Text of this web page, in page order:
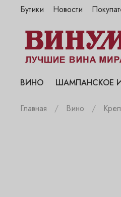
Бутики
"Винум" на Полянке
"Винум" на Гранатном
"Винум" на Сухаревском
"Винум" на
Новости
ВИНО ШАМПАНСКОЕ
Главная Вино